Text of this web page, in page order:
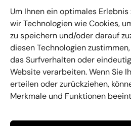
Um Ihnen ein optimales
wir Technologien wie Cookies,
zu speichern und/oder darauf
diesen Technologien
das Surfverhalten oder
Website verarbeiten. Wenn Sie
erteilen oder zurückziehen,
Merkmale und Funktionen
Mehr lesen →